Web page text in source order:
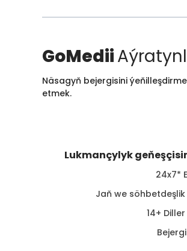
GoMedii
Näsagyň bejergisini
etmek.
Lukmançylyk
24x7*
Jaň we
14+